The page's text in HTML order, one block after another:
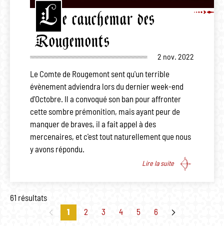
L e cauchemar des
Rougemonts
2 nov. 2022
Le Comte de Rougemont sent qu'un terrible
évènement adviendra lors du dernier week-end
d'Octobre. Il a convoqué son ban pour affronter
cette sombre prémonition, mais ayant peur de
manquer de braves, il a fait appel à des
mercenaires, et c'est tout naturellement que nous
y avons répondu.
Lire la suite
61 résultats
1 2 3 4 5 6
page suivante